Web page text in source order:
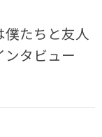
たちと友人
タビュー